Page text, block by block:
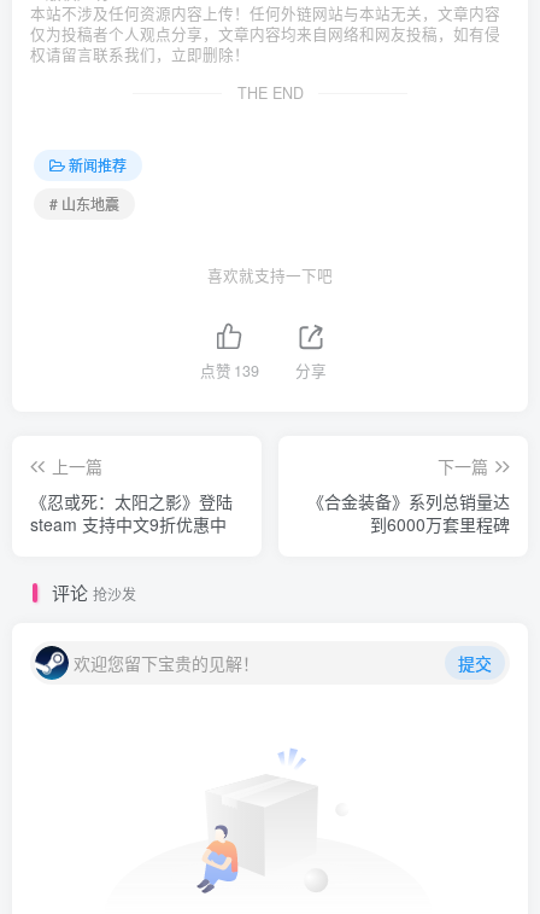
本站不涉及任何资源内容上传！任何外链网站与本站无关，文章内容
仅为投稿者个人观点分享，文章内容均来自网络和网友投稿，如有侵
权请留言联系我们，立即删除！
THE END
新闻推荐
# 山东地震
喜欢就支持一下吧
点赞 139 分享
上一篇
《忍或死：太阳之影》登陆
steam 支持中文9折优惠中
下一篇
《合金装备》系列总销量达
到6000万套里程碑
评论 抢沙发
欢迎您留下宝贵的见解！ 提交